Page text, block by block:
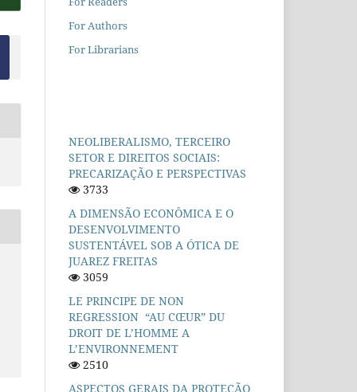
For Authors
For Librarians
NEOLIBERALISMO, TERCEIRO
SETOR E DIREITOS SOCIAIS:
PRECARIZAÇÃO E PERSPECTIVAS
3733
A DIMENSÃO ECONÔMICA E O
DESENVOLVIMENTO
SUSTENTÁVEL SOB A ÓTICA DE
JUAREZ FREITAS
3059
LE PRINCIPE DE NON
REGRESSION “AU CŒUR” DU
DROIT DE L’HOMME A
L’ENVIRONNEMENT
2510
ASPECTOS GERAIS DA PROTEÇÃO